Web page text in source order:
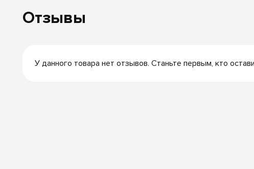
Отзывы
У данного товара нет отзывов. Станьте первым, кто